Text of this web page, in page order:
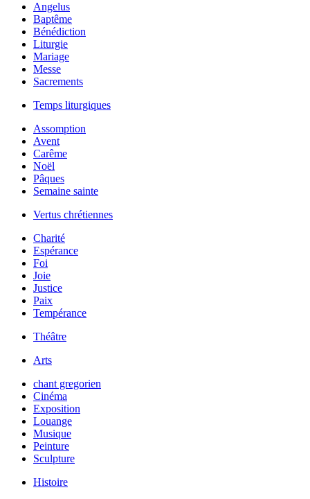
Angelus
Baptême
Bénédiction
Liturgie
Mariage
Messe
Sacrements
Temps liturgiques
Assomption
Avent
Carême
Noël
Pâques
Semaine sainte
Vertus chrétiennes
Charité
Espérance
Foi
Joie
Justice
Paix
Tempérance
Théâtre
Arts
chant gregorien
Cinéma
Exposition
Louange
Musique
Peinture
Sculpture
Histoire